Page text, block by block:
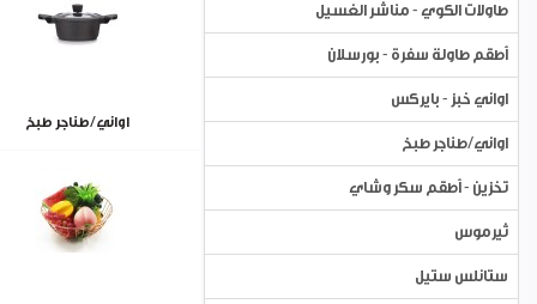
طاولات الكوي - مناشر الغسيل
أطقم طاولة سفرة - بورسلان
اواني خبز - بايركس
اواني/طناجر طبخ
تخزين - أطقم سكر وشاي
ثيرموس
ستانلس ستيل
اواني/طناجر طبخ